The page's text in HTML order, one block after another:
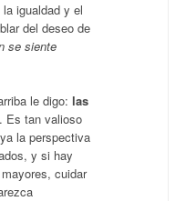
igualdad y el
del deseo de
se siente
le digo: las
. Es tan valioso
la perspectiva
y si hay
cuidar